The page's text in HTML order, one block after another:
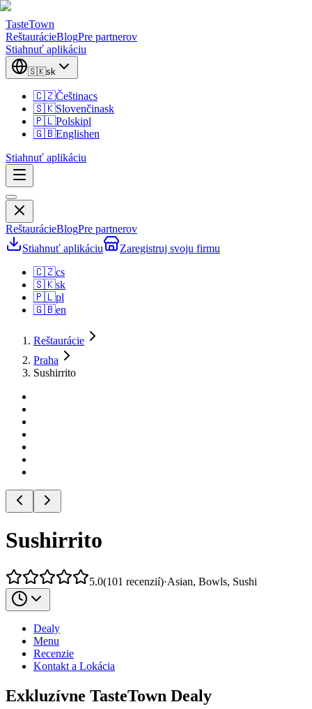
TasteTown
ReštaurácieBlogPre partnerov
Stiahnuť aplikáciu
🇸🇰sk
🇨🇿Češtinacs
🇸🇰Slovenčinask
🇵🇱Polskipl
🇬🇧Englishen
Stiahnuť aplikáciu
ReštaurácieBlogPre partnerov
Stiahnuť aplikáciu
Zaregistruj svoju firmu
🇨🇿cs
🇸🇰sk
🇵🇱pl
🇬🇧en
Reštaurácie
Praha
Sushirrito
Sushirrito
5.0(101 recenzií)·Asian, Bowls, Sushi
Dealy
Menu
Recenzie
Kontakt a Lokácia
Exkluzívne TasteTown Dealy